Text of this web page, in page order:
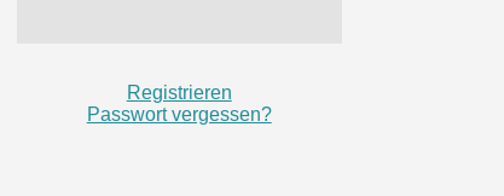
Registrieren
Passwort vergessen?